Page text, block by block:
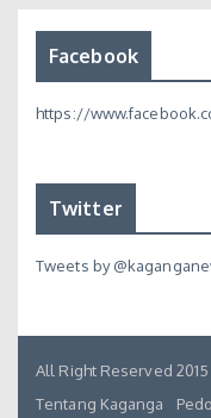
Facebook
https://
Twitter
Tweets by
All Right Reserved
Tentang Kaganga